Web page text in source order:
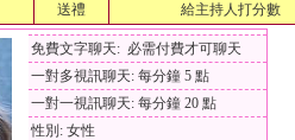
送禮 給主持人打分數
免費文字聊天: 必需付費才可聊天
一對多視訊聊天: 每分鐘 5 點
一對一視訊聊天: 每分鐘 20 點
性別: 女性